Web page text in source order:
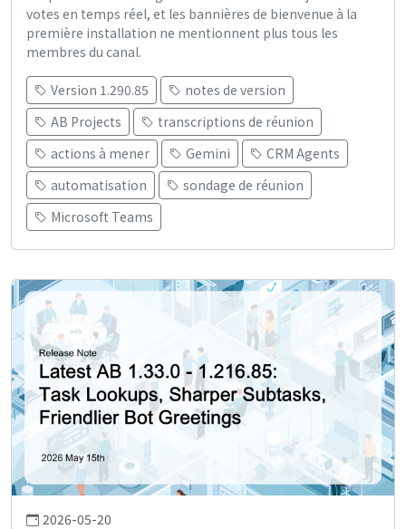
votes en temps réel, et les bannières de bienvenue à la
première installation ne mentionnent plus tous les
membres du canal.
Version 1.290.85
notes de version
AB Projects
transcriptions de réunion
actions à mener
Gemini
CRM Agents
automatisation
sondage de réunion
Microsoft Teams
2026-05-20